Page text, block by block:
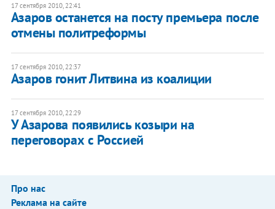
17 сентября 2010, 22:41
​Азаров останется на посту премьера после
отмены политреформы
17 сентября 2010, 22:37
​Азаров гонит Литвина из коалиции
17 сентября 2010, 22:29
​У Азарова появились козыри на
переговорах с Россией
Про нас
Реклама на сайте